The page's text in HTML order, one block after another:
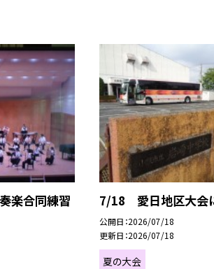
楽合同練習
7/18 愛日地区大会
公開日 2026/07/18
更新日 2026/07/18
夏の大会